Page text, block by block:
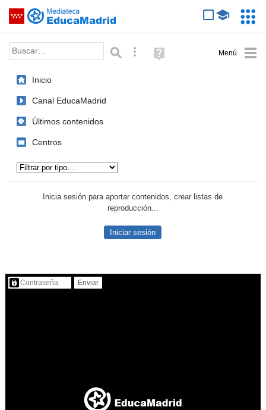
Saltar navegación
Palabra o frase: Búsqueda avanzada
Ayuda
(en
Inicio
Canal EducaMadrid
Últimos contenidos
Centros
Inicia sesión para aportar contenidos, crear listas de
reproducción...
Iniciar sesión
Contenido protegido…